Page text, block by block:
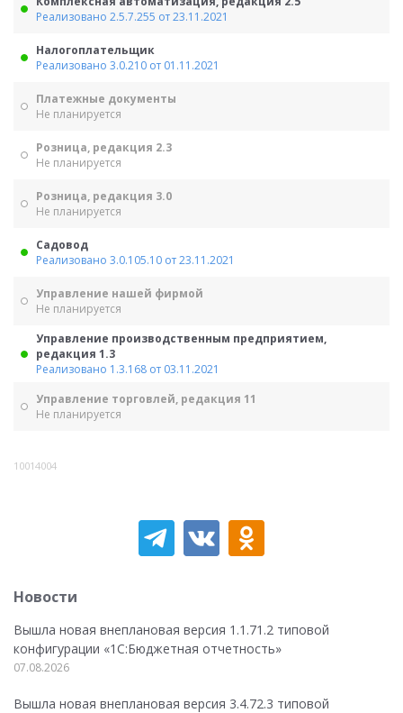
Реализовано 2.5.7.255 от 23.11.2021
Налогоплательщик
Реализовано 3.0.210 от 01.11.2021
Платежные документы
Не планируется
Розница, редакция 2.3
Не планируется
Розница, редакция 3.0
Не планируется
Садовод
Реализовано 3.0.105.10 от 23.11.2021
Управление нашей фирмой
Не планируется
Управление производственным предприятием,
редакция 1.3
Реализовано 1.3.168 от 03.11.2021
Управление торговлей, редакция 11
Не планируется
10014004
Новости
Вышла новая внеплановая версия 1.1.71.2 типовой
конфигурации «1C:Бюджетная отчетность»
07.08.2026
Вышла новая внеплановая версия 3.4.72.3 типовой